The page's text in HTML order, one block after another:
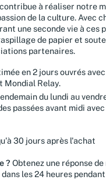
à réaliser notre
de la culture. Avec
une seconde vie à ces
de papier et
partenaires.
en 2 jours ouvrés avec
Mondial Relay.
du lundi au
passées avant midi avec
30 jours après l'achat
? Obtenez une réponse
les 24 heures